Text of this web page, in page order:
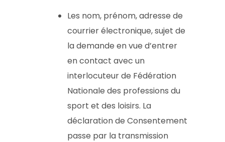
Les nom, prénom, adresse de
courrier électronique, sujet de
la demande en vue d’entrer
en contact avec un
interlocuteur de Fédération
Nationale des professions du
sport et des loisirs. La
déclaration de Consentement
passe par la transmission